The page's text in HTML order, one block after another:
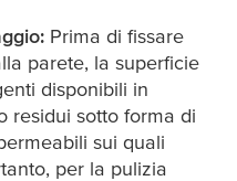
Prima di fissare
parete, la superficie
disponibili in
residui sotto forma di
sui quali
per la pulizia